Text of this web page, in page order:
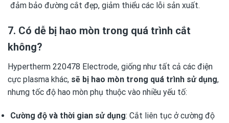
đảm bảo đường cắt đẹp, giảm thiểu các lỗi sản xuất.
7. Có dễ bị hao mòn trong quá trình cắt
không?
Hypertherm 220478 Electrode, giống như tất cả các điện
cực plasma khác, sẽ bị hao mòn trong quá trình sử dụng,
nhưng tốc độ hao mòn phụ thuộc vào nhiều yếu tố:
Cường độ và thời gian sử dụng: Cắt liên tục ở cường độ